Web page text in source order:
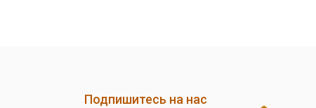
Подпишитесь на нас